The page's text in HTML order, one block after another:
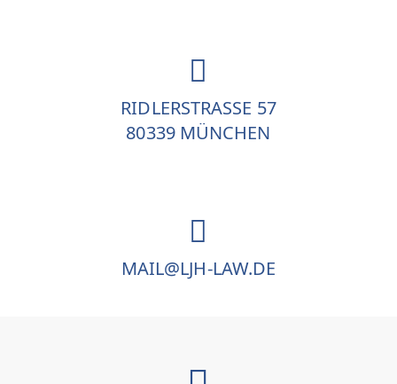
RIDLERSTRASSE 57
80339 MÜNCHEN
MAIL@LJH-LAW.DE